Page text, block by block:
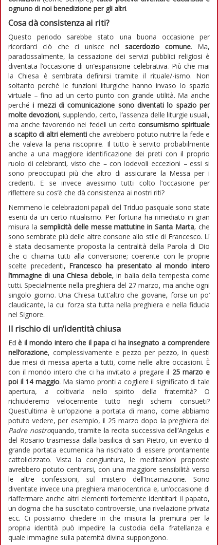
ognuno di noi benedizione per gli altri.
Cosa dà consistenza ai riti?
Questo periodo sarebbe stato una buona occasione per
ricordarci ciò che ci unisce nel sacerdozio comune. Ma,
paradossalmente, la cessazione dei servizi pubblici religiosi è
diventata l’occasione di un’espansione celebrativa. Più che mai
la Chiesa è sembrata definirsi tramite il rituale/-ismo. Non
soltanto perché le funzioni liturgiche hanno invaso lo spazio
virtuale – fino ad un certo punto con grande utilità. Ma anche
perchéi mezzi di comunicazione sono diventati lo spazio per
molte devozioni, supplendo, certo, l’assenza delle liturgie usuali,
ma anche favorendo nei fedeli un certo consumismo spirituale
a scapito di altri elementi che avrebbero potuto nutrire la fede e
che valeva la pena riscoprire. Il tutto è servito probabilmente
anche a una maggiore identificazione dei preti con il proprio
ruolo di celebranti, visto che – con lodevoli eccezioni – essi si
sono preoccupati più che altro di assicurare la Messa per i
credenti. E se invece avessimo tutti colto l’occasione per
riflettere su cos’è che dà consistenza ai nostri riti?
Nemmeno le celebrazioni papali del Triduo pasquale sono state
esenti da un certo ritualismo. Per fortuna ha rimediato in gran
misura la semplicità delle messe mattutine in Santa Marta, che
sono sembrate più delle altre consone allo stile di Francesco. Lì
è stata decisamente proposta la centralità della Parola di Dio
che ci chiama tutti alla conversione; coerente con le proprie
scelte precedenti, Francesco ha presentato al mondo intero
l’immagine di una Chiesa debole, in balia della tempesta come
tutti. Specialmente nella preghiera del 27 marzo, ma anche ogni
singolo giorno. Una Chiesa tutt’altro che giovane, forse un po’
claudicante, la cui forza sta tutta nella preghiera e nella fiducia
nel Signore.
Il rischio di un’identità chiusa
Edè il mondo intero che il papa ci ha insegnato a comprendere
nell’orazione, complessivamente e pezzo per pezzo, in questi
due mesi di messa aperta a tutti, come nelle altre occasioni. È
con il mondo intero che ci ha invitato a pregare il 25 marzo e
poi il 14 maggio. Ma siamo pronti a cogliere il significato di tale
apertura, a coltivarla nello spirito della fraternità? O
richiuderemo velocemente tutto negli schemi consueti?
Quest’ultima è un’opzione a portata di mano, come abbiamo
potuto vedere, per esempio, il 25 marzo dopo la preghiera del
Padre nostroquando, tramite la recita successiva dell’Angelus e
del Rosario trasmessa dalla basilica di san Pietro, un evento di
grande portata ecumenica ha rischiato di essere prontamente
cattolicizzato. Vista la congiuntura, le meditazioni proposte
avrebbero potuto centrarsi, con una maggiore sensibilità verso
le altre confessioni, sul mistero dell’Incarnazione. Sono
diventate invece una preghiera mariocentrica e, un’occasione di
riaffermare anche altri elementi fortemente identitari: il papato,
un dogma che ha suscitato controversie, una rivelazione privata
ecc. Ci possiamo chiedere in che misura la premura per la
propria identità può impedire la custodia della fratellanza e
quale immagine sulla paternità divina suppongono.